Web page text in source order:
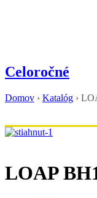
Celoročné
Domov › Katalóg ›
LOAP